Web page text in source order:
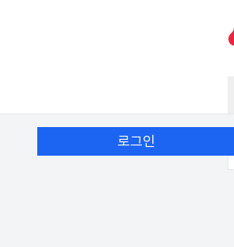
로그인